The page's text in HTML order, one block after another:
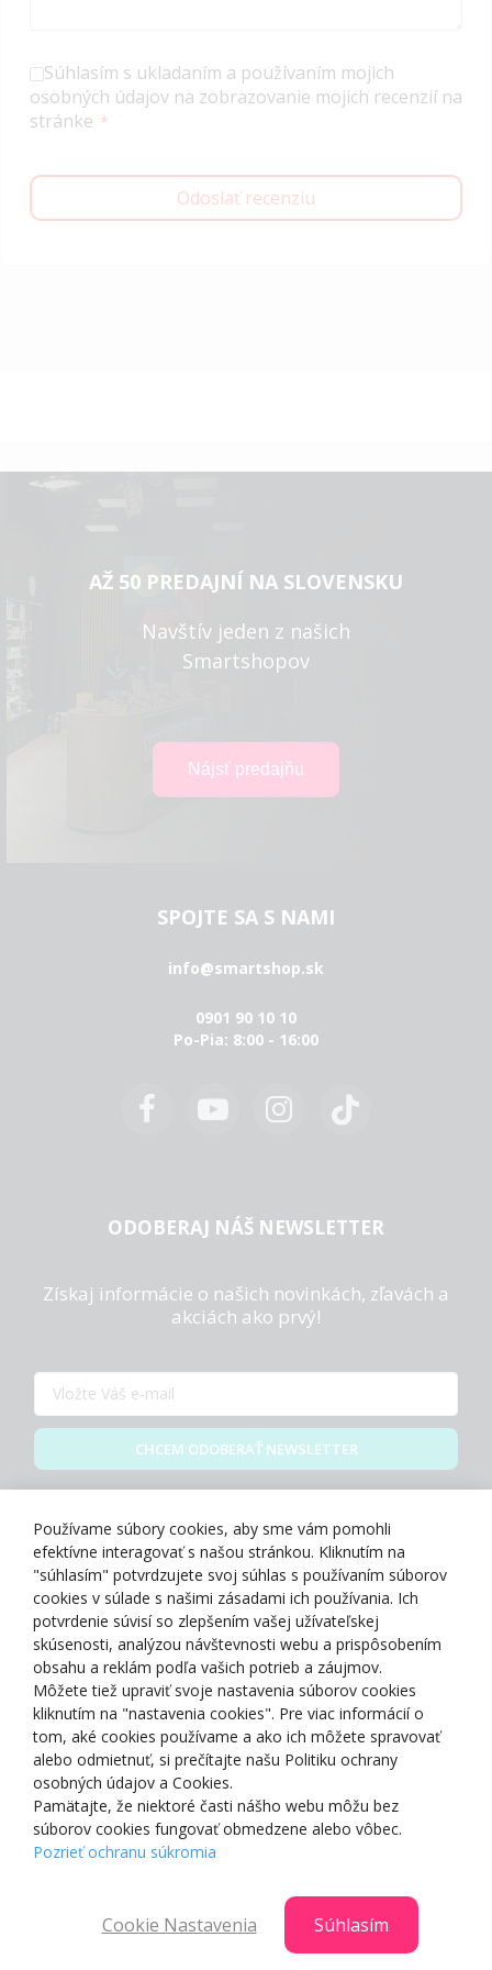
Súhlasím s ukladaním a používaním mojich
osobných údajov na zobrazovanie mojich recenzií na
stránke
Odoslať recenziu
AŽ 50 PREDAJNÍ NA SLOVENSKU
Navštív jeden z našich
Smartshopov
SPOJTE SA S NAMI
info@smartshop.sk
0901 90 10 10
Po-Pia: 8:00 - 16:00
ODOBERAJ NÁŠ NEWSLETTER
Získaj informácie o našich novinkách, zľavách a
akciách ako prvý!
CHCEM ODOBERAŤ NEWSLETTER
O NÁS
NAKUPOVANIE
ZÁKAZNÍCKA ZÓNA
NAŠE OCENENIA
© 2025 Smartshop
Používame súbory cookies, aby sme vám pomohli
efektívne interagovať s našou stránkou. Kliknutím na
"súhlasím" potvrdzujete svoj súhlas s používaním súborov
cookies v súlade s našimi zásadami ich používania. Ich
potvrdenie súvisí so zlepšením vašej užívateľskej
skúsenosti, analýzou návštevnosti webu a prispôsobením
obsahu a reklám podľa vašich potrieb a záujmov.
Môžete tiež upraviť svoje nastavenia súborov cookies
kliknutím na "nastavenia cookies". Pre viac informácií o
tom, aké cookies používame a ako ich môžete spravovať
alebo odmietnuť, si prečítajte našu Politiku ochrany
osobných údajov a Cookies.
Pamätajte, že niektoré časti nášho webu môžu bez
súborov cookies fungovať obmedzene alebo vôbec.
Pozrieť ochranu súkromia
Cookie Nastavenia Súhlasím